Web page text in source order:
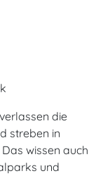
die
streben in
wissen auch
und